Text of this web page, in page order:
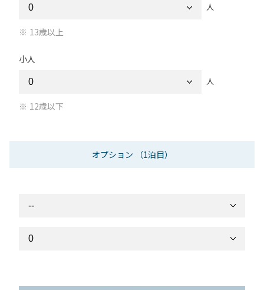
人
13歳以上
小人
人
12歳以下
オプション （1泊目）